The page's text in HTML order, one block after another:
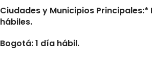
Ciudades y Municipios Principales:*
hábiles.
Bogotá: 1 día hábil.